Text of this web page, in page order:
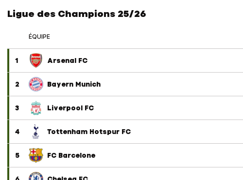
Ligue des Champions 25/26
ÉQUIPE
1 Arsenal FC
2 Bayern Munich
3 Liverpool FC
4 Tottenham Hotspur FC
5 FC Barcelone